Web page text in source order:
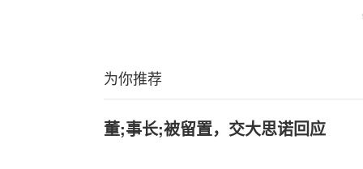
为你推荐
董;事长;被留置，交大思诺回应